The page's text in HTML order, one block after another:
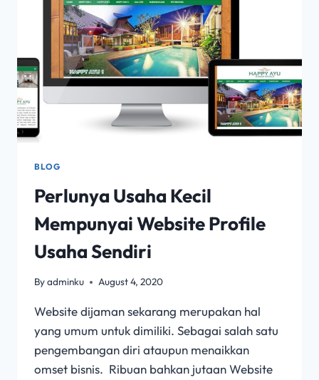
BLOG
Perlunya Usaha Kecil
Mempunyai Website Profile
Usaha Sendiri
Byadminku August 4, 2020
Website dijaman sekarang merupakan hal
yang umum untuk dimiliki. Sebagai salah satu
pengembangan diri ataupun menaikkan
omset bisnis. Ribuan bahkan jutaan Website